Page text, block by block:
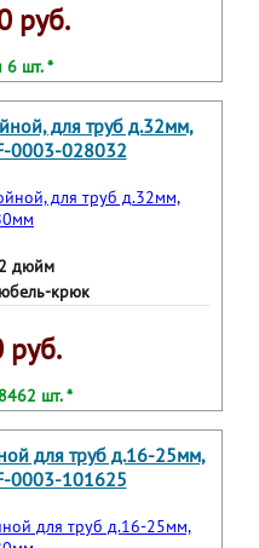
руб.
6 шт. *
для труб д.32мм,
0003-028032
дюйм
крюк
руб.
шт. *
для труб д.16-25мм,
0003-101625